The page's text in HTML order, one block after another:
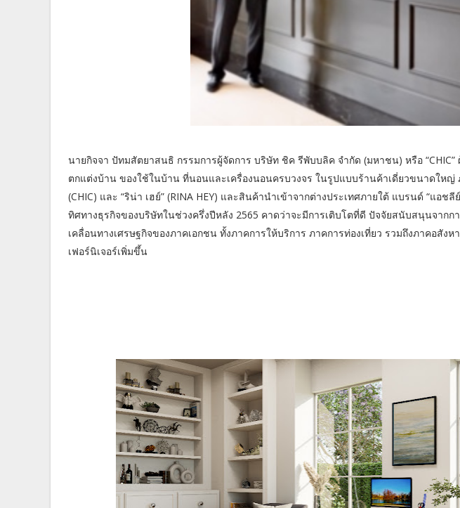
นายกิจจา ปัทมสัตยาสนธิ กรรมการผู้จัดการ บริษัท ชิค รีพับบลิค จำกัด (มหาชน) หรือ “CHIC”
ตกแต่งบ้าน ของใช้ในบ้าน ที่นอนและเครื่องนอนครบวงจร ในรูปแบบร้านค้าเดี่ยวขนาดใหญ่
(CHIC) และ “ริน่า เฮย์” (RINA HEY) และสินค้านำเข้าจากต่างประเทศภายใต้ แบรนด์ “แอชลี
ทิศทางธุรกิจของบริษัทในช่วงครึ่งปีหลัง 2565 คาดว่าจะมีการเติบโตที่ดี ปัจจัยสนับสนุนจากก
เคลื่อนทางเศรษฐกิจของภาคเอกชน ทั้งภาคการให้บริการ ภาคการท่องเที่ยว รวมถึงภาคอสัง
เฟอร์นิเจอร์เพิ่มขึ้น